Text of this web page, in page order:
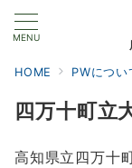
MENU
HOME PWについ
四万十町立
高知県立四万十